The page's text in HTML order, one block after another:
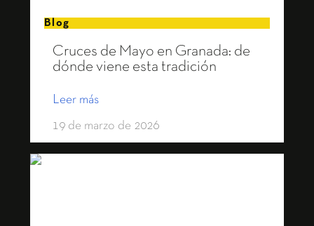
Blog
Cruces de Mayo en Granada: de
dónde viene esta tradición
Leer más
19 de marzo de 2026